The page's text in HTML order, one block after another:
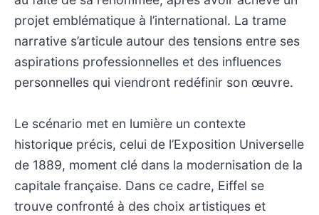
projet emblématique à l’international. La trame
narrative s’articule autour des tensions entre ses
aspirations professionnelles et des influences
personnelles qui viendront redéfinir son œuvre.
Le scénario met en lumière un contexte
historique précis, celui de l’Exposition Universelle
de 1889, moment clé dans la modernisation de la
capitale française. Dans ce cadre, Eiffel se
trouve confronté à des choix artistiques et